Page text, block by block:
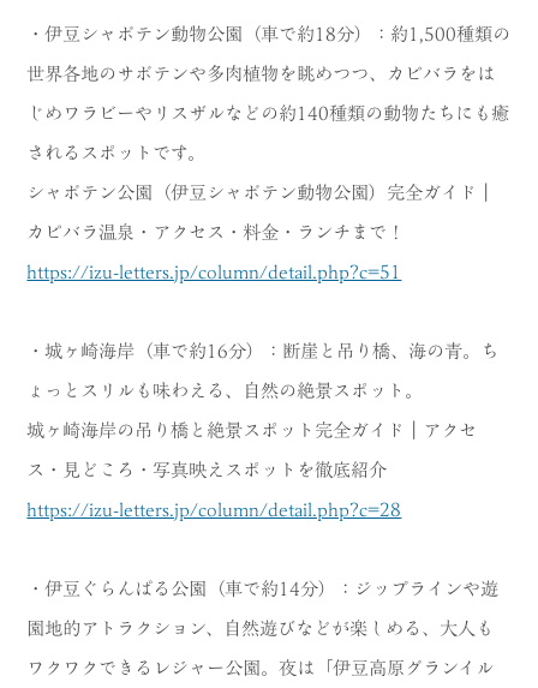
・伊豆シャボテン動物公園（車で約18分）：約1,500種類の
世界各地のサボテンや多肉植物を眺めつつ、カピバラをは
じめワラビーやリスザルなどの約140種類の動物たちにも癒
されるスポットです。
シャボテン公園（伊豆シャボテン動物公園）完全ガイド｜
カピバラ温泉・アクセス・料金・ランチまで！
https://izu-letters.jp/column/detail.php?c=51
・城ヶ崎海岸（車で約16分）：断崖と吊り橋、海の青。ち
ょっとスリルも味わえる、自然の絶景スポット。
城ヶ崎海岸の吊り橋と絶景スポット完全ガイド｜アクセ
ス・見どころ・写真映えスポットを徹底紹介
https://izu-letters.jp/column/detail.php?c=28
・伊豆ぐらんぱる公園（車で約14分）：ジップラインや遊
園地的アトラクション、自然遊びなどが楽しめる、大人も
ワクワクできるレジャー公園。夜は「伊豆高原グランイル